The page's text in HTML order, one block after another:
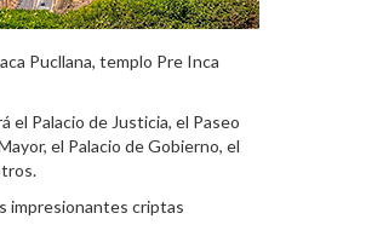
Pucllana, templo Pre Inca
el Palacio de Justicia, el Paseo
el Palacio de Gobierno, el
impresionantes criptas